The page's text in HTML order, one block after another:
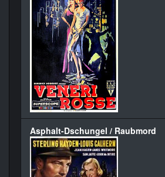
Asphalt-Dschungel / Raubmord